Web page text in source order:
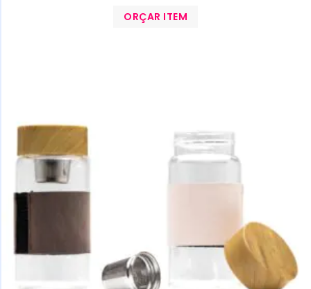
ORÇAR ITEM